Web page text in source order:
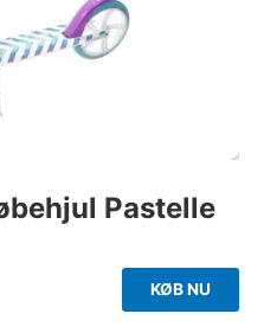
Pastelle
KØB NU